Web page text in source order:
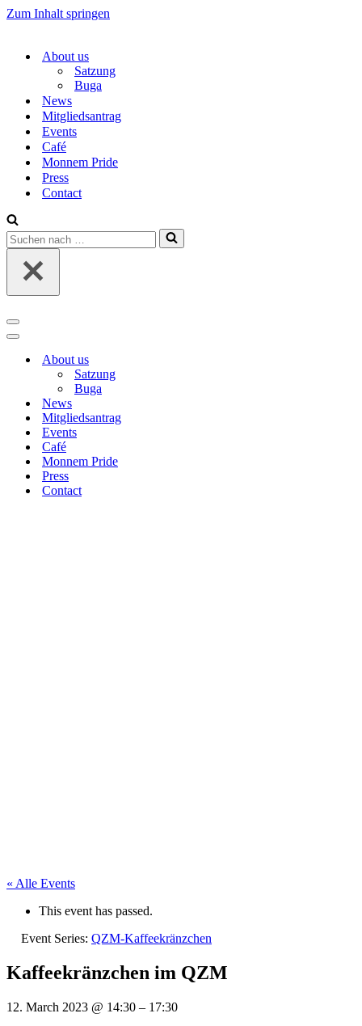
Zum Inhalt springen
About us
Satzung
Buga
News
Mitgliedsantrag
Events
Café
Monnem Pride
Press
Contact
Suchen
nach …
Navigations-
Menü
Navigations-
About us
Satzung
Buga
News
Mitgliedsantrag
Events
Café
Monnem Pride
Press
Contact
« Alle Events
This event has passed.
Event Series: QZM-Kaffeekränzchen
Kaffeekränzchen im QZM
12. March 2023 @ 14:30 – 17:30